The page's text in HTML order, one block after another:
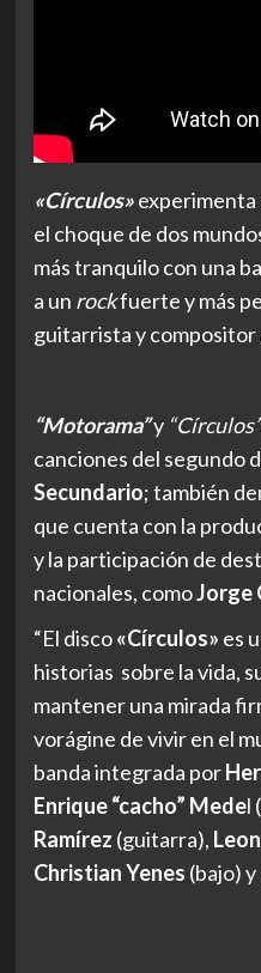
«Círculos» experimenta
el choque de dos
más tranquilo con una
a un rockfuerte y más
guitarrista y compositor
“Motorama”y “Círculos”
canciones del segundo
Secundario; también
que cuenta con la
y la participación de
nacionales, comoJorge
“El disco«Círculos» es
historias sobre la vida,
mantener una mirada
vorágine de vivir en el
banda integrada por
Enrique “cacho” Medel
Ramírez (guitarra),
Christian Yenes (bajo) y